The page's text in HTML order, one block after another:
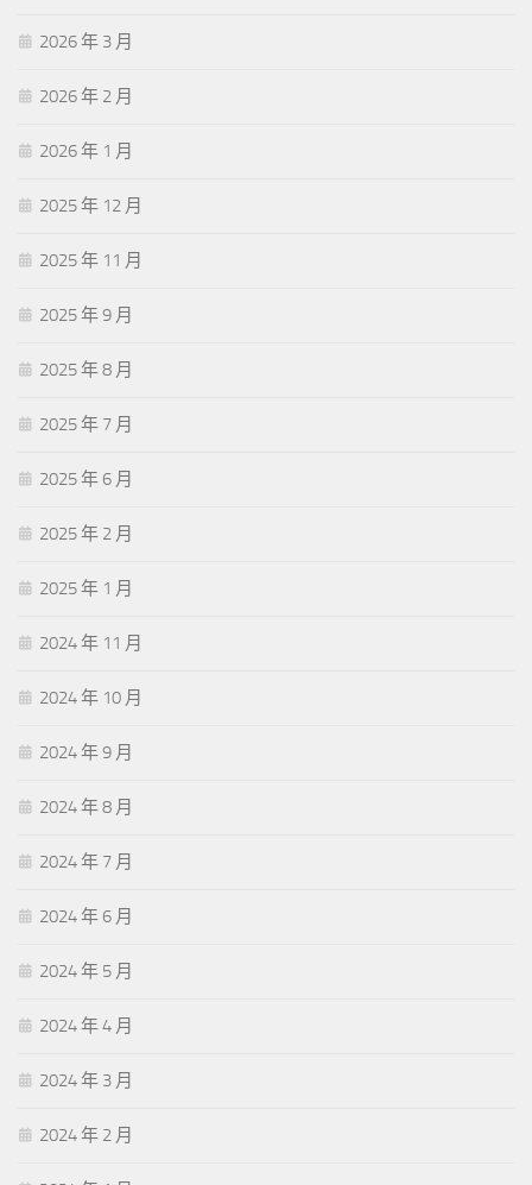
2026 年 3 月
2026 年 2 月
2026 年 1 月
2025 年 12 月
2025 年 11 月
2025 年 9 月
2025 年 8 月
2025 年 7 月
2025 年 6 月
2025 年 2 月
2025 年 1 月
2024 年 11 月
2024 年 10 月
2024 年 9 月
2024 年 8 月
2024 年 7 月
2024 年 6 月
2024 年 5 月
2024 年 4 月
2024 年 3 月
2024 年 2 月